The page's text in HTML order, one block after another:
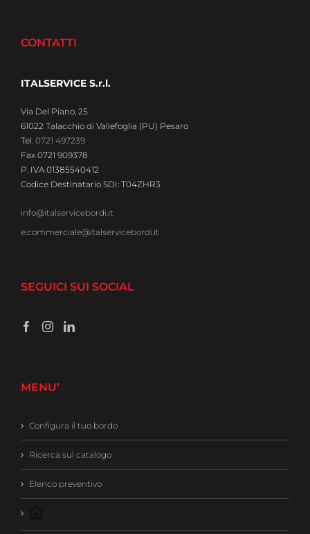
CONTATTI
ITALSERVICE S.r.l.
Via Del Piano, 25
61022 Talacchio di Vallefoglia (PU) Pesaro
Tel. 0721 497239
Fax 0721 909378
P. IVA 01385540412
Codice Destinatario SDI: T04ZHR3
info@italservicebordi.it
e.commerciale@italservicebordi.it
SEGUICI SUI SOCIAL
MENU’
Configura il tuo bordo
Ricerca sul catalogo
Elenco preventivo